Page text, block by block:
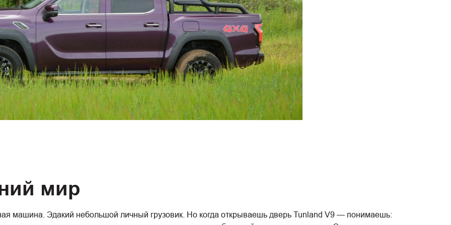
мир
машина. Эдакий небольшой личный грузовик. Но когда открываешь дверь Tunland V9 — понимаешь: